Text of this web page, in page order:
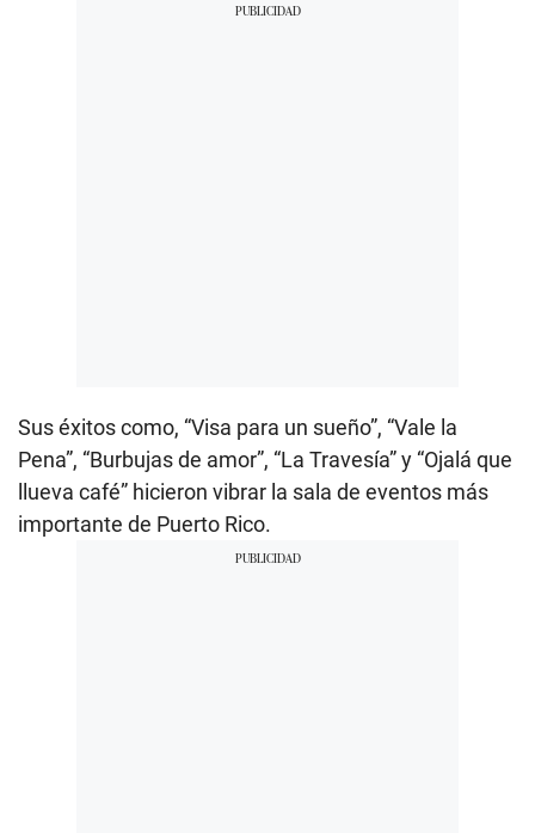
Sus éxitos como, “Visa para un sueño”, “Vale la
Pena”, “Burbujas de amor”, “La Travesía” y “Ojalá que
llueva café” hicieron vibrar la sala de eventos más
importante de Puerto Rico.